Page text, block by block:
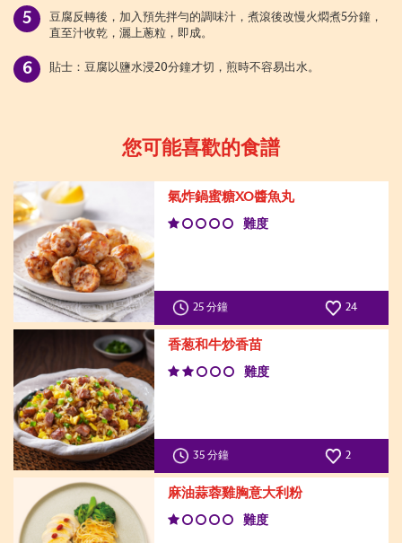
豆腐反轉後，加入預先拌勻的調味汁，煮滾後改慢火燜煮5分鐘，
直至汁收乾，灑上蔥粒，即成。
貼士：豆腐以鹽水浸20分鐘才切，煎時不容易出水。
您可能喜歡的食譜
氣炸鍋蜜糖XO醬魚丸
難度
25 分鐘 24
香葱和牛炒香苗
難度
35 分鐘 2
麻油蒜蓉雞胸意大利粉
難度